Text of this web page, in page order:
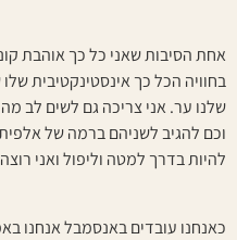
אחת הסיבות שאני כל כך אוהבת
בחוויה הכל כך אינסטינקטיבית
שלנו ער. אני צריכה גם לשים לב
וכם להגיב לשניהם ברמה של
להיות בדרך למטה וליפול ואני
כאנחנו עובדים באנסמבל אנחנו